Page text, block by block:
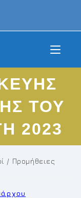
ΤΟΥ
2023
/ Προμήθειες